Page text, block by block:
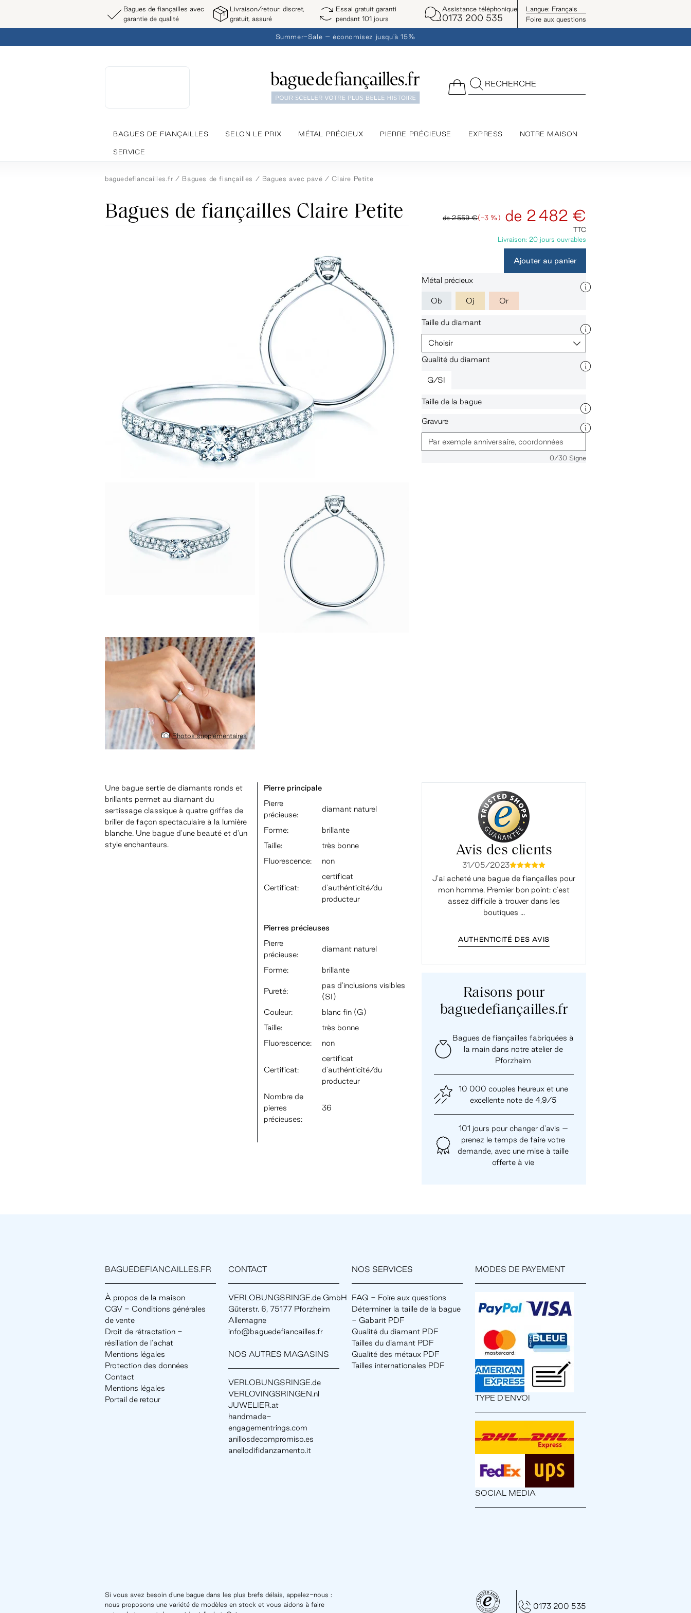
Bagues de fiançailles avec
garantie de qualité
Livraison/retour: discret,
gratuit, assuré
Essai gratuit garanti
pendant 101 jours
Assistance téléphonique
0173 200 535
Langue: Français
Foire aux questions
Summer-Sale – économisez jusqu'à 15%
RECHERCHE
BAGUES DE FIANÇAILLES SELON LE PRIX MÉTAL PRÉCIEUX PIERRE PRÉCIEUSE EXPRESS NOTRE MAISON
SERVICE
baguedefiancailles.fr Bagues de fiançailles Bagues avec pavé Claire Petite
Bagues de fiançailles Claire Petite
Photos supplémentaires
de2 559 €(-3 %) de 2 482 €
TTC
Livraison: 20 jours ouvrables
Ajouter au panier
Métal précieux
Ob Oj Or
Taille du diamant
Choisir
Qualité du diamant
G/SI
Taille de la bague
Gravure
0/30 Signe
Une bague sertie de diamants ronds et
brillants permet au diamant du
sertissage classique à quatre griffes de
briller de façon spectaculaire à la lumière
blanche. Une bague d'une beauté et d'un
style enchanteurs.
Pierre principale
Pierre
précieuse:
diamant naturel
Forme:
brillante
Taille:
très bonne
Fluorescence:
non
Certificat:
certificat
d'authénticité/du
producteur
Pierres précieuses
Pierre
précieuse:
diamant naturel
Forme: brillante
Pureté:
pas d'inclusions visibles
(SI)
Couleur:
blanc fin (G)
Taille:
très bonne
Fluorescence:
non
Certificat:
certificat
d'authénticité/du
producteur
Nombre de
pierres
précieuses:
36
Avis des clients
31/05/2023mmmmm
J'ai acheté une bague de fiançailles pour
mon homme. Premier bon point: c'est
assez difficile à trouver dans les
boutiques ...
AUTHENTICITÉ DES AVIS
Raisons pour
baguedefiançailles.fr
Bagues de fiançailles fabriquées à
la main dans notre atelier de
Pforzheim
10 000 couples heureux et une
excellente note de 4,9/5
101 jours pour changer d'avis –
prenez le temps de faire votre
demande, avec une mise à taille
offerte à vie
BAGUEDEFIANCAILLES.FR
À propos de la maison
CGV - Conditions générales
de vente
Droit de rétractation -
résiliation de l'achat
Mentions légales
Protection des données
Contact
Mentions légales
Portail de retour
CONTACT
VERLOBUNGSRINGE.de GmbH
Güterstr. 6, 75177 Pforzheim
Allemagne
info@baguedefiancailles.fr
NOS AUTRES MAGASINS
VERLOBUNGSRINGE.de
VERLOVINGSRINGEN.nl
JUWELIER.at
handmade-
engagementrings.com
anillosdecompromiso.es
anellodifidanzamento.it
NOS SERVICES
FAQ - Foire aux questions
Déterminer la taille de la bague
- Gabarit PDF
Qualité du diamant PDF
Tailles du diamant PDF
Qualité des métaux PDF
Tailles internationales PDF
MODES DE PAYEMENT
TYPE D'ENVOI
SOCIAL MEDIA
Si vous avez besoin d'une bague dans les plus brefs délais, appelez-nous :
nous proposons une variété de modèles en stock et vous aidons à faire
0173 200 535